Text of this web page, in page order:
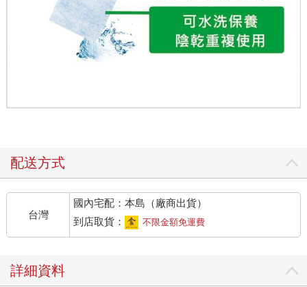
配送方式
台灣
國內宅配：本島（廠商出貨）
到店取貨：
不限金額免運費
詳細資料